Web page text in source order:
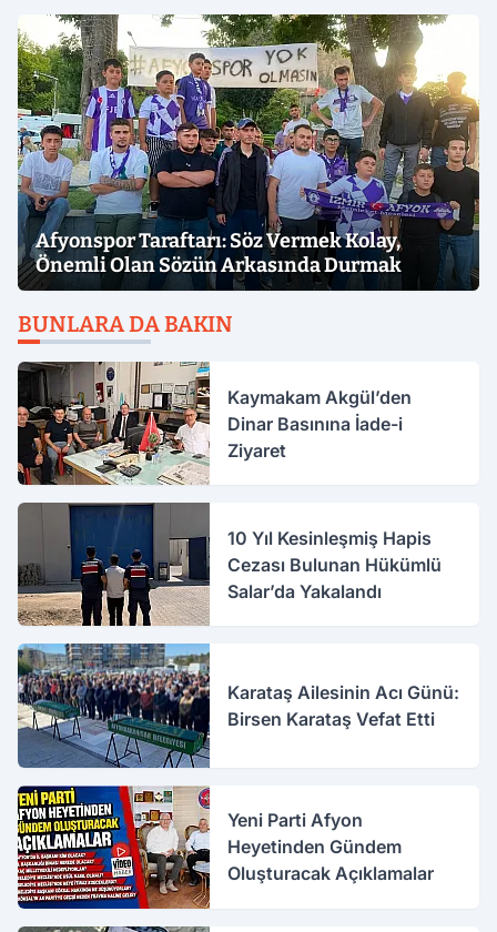
Afyonspor Taraftarı: Söz Vermek Kolay,
Önemli Olan Sözün Arkasında Durmak
BUNLARA DA BAKIN
Kaymakam Akgül’den
Dinar Basınına İade-i
Ziyaret
10 Yıl Kesinleşmiş Hapis
Cezası Bulunan Hükümlü
Salar’da Yakalandı
Karataş Ailesinin Acı Günü:
Birsen Karataş Vefat Etti
Yeni Parti Afyon
Heyetinden Gündem
Oluşturacak Açıklamalar